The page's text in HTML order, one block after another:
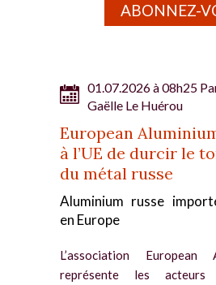
ABONNEZ-
01.07.2026 à 08h25
Gaëlle Le Huérou
European
à l’UE de durcir le
du métal russe
Aluminium russe
en Europe
L’association European
représente les acteurs